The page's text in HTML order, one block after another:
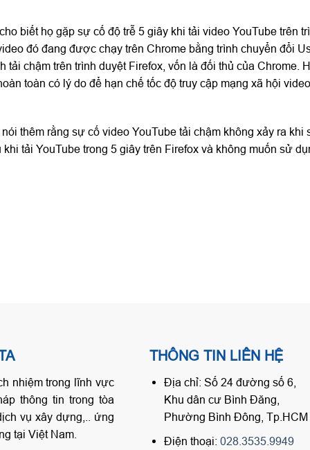
biết họ gặp sự cố độ trễ 5 giây khi tải video YouTube trên
đó đang được chạy trên Chrome bằng trình chuyển đổi
tải chậm trên trình duyệt Firefox, vốn là đối thủ của Chrome.
toàn có lý do để hạn chế tốc độ truy cập mạng xã hội
thêm rằng sự cố video YouTube tải chậm không xảy ra
tải YouTube trong 5 giây trên Firefox và không muốn sử
nhiệm trong lĩnh vực
thông tin trong tòa
vụ xây dựng,.. ứng
tại Việt Nam.
THÔNG TIN LIÊN HỆ
Địa chỉ: Số 24 đường số 6,
Khu dân cư Bình Đăng,
Phường Bình Đông, Tp.HCM
Điện thoại: 028.3535.9949